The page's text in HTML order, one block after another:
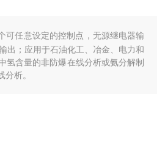
可任意设定的控制点，无源继电器输
出；应用于石油化工、冶金、电力和
氢含量的非防爆在线分析或氨分解制
析。